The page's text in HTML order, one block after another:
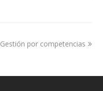
Gestión por competencias